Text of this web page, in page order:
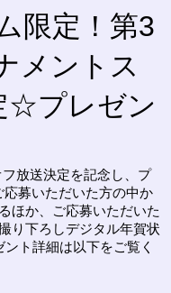
限定！第3
メントス
☆プレゼン
放送決定を記念し、プ
募いただいた方の中か
ほか、ご応募いただいた
り下ろしデジタル年賀状
ト詳細は以下をご覧く